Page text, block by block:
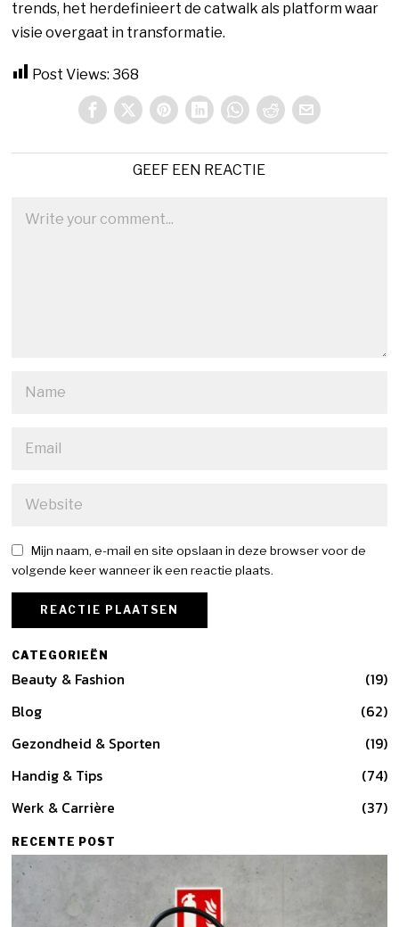
trends, het herdefinieert de catwalk als platform waar
visie overgaat in transformatie.
Post Views: 368
GEEF EEN REACTIE
Mijn naam, e-mail en site opslaan in deze browser voor de
volgende keer wanneer ik een reactie plaats.
CATEGORIEËN
Beauty & Fashion
19
Blog
62
Gezondheid & Sporten
19
Handig & Tips
74
Werk & Carrière
37
RECENTE POST